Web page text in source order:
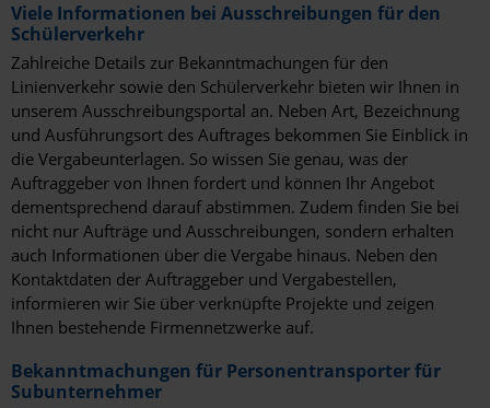
Sachsen-Anhalt
Schleswig-Holstein
Thüringen
Region
Altenkirchen
Ammerland
Emsland
Erzgebirge
Fränkische Schweiz
Viele Informationen bei Ausschreibungen für den
Schülerverkehr
Zahlreiche Details zur Bekanntmachungen für den
Linienverkehr sowie den Schülerverkehr bieten wir Ihnen in
unserem Ausschreibungsportal an. Neben Art, Bezeichnung
und Ausführungsort des Auftrages bekommen Sie Einblick in
die Vergabeunterlagen. So wissen Sie genau, was der
Auftraggeber von Ihnen fordert und können Ihr Angebot
dementsprechend darauf abstimmen. Zudem finden Sie bei
nicht nur Aufträge und Ausschreibungen, sondern erhalten
auch Informationen über die Vergabe hinaus. Neben den
Kontaktdaten der Auftraggeber und Vergabestellen,
informieren wir Sie über verknüpfte Projekte und zeigen
Ihnen bestehende Firmennetzwerke auf.
Bekanntmachungen für Personentransporter für
Subunternehmer